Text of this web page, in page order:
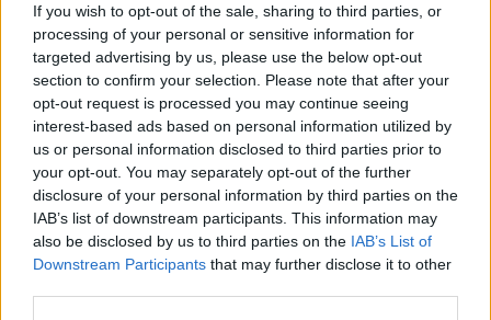
If you wish to opt-out of the sale, sharing to third parties, or
processing of your personal or sensitive information for
targeted advertising by us, please use the below opt-out
section to confirm your selection. Please note that after your
opt-out request is processed you may continue seeing
interest-based ads based on personal information utilized by
us or personal information disclosed to third parties prior to
your opt-out. You may separately opt-out of the further
disclosure of your personal information by third parties on the
IAB’s list of downstream participants. This information may
also be disclosed by us to third parties on the IAB’s List of
Downstream Participants that may further disclose it to other
Ekologická úzkost,
environmentální žal, klimatický
smutek. Jsou to nové
fenomény, nebo prožívali
podobné pocity i lidé v
minulosti? Obavy z měnícího se životního prostředí jsou na jednu
stranu přirozené a racionální. Někdy ale mohou narůst až do
takové míry, že člověka paralyzují. Jak poznáme, že nastal čas říci si
o podporu nebo pomoc a kde ji hledat? I o tom jsme hovořili s
Martinem Nawrathem, terapeutem a facilitátorem zabývajícím se
péčí o duševní zdraví také v kontextu probíhající klimatické krize a
proměn životního prostředí.
„Furt ve střehu.“ Manažer přírody Vilém Jurek o